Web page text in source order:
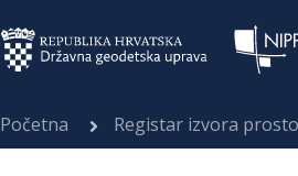
Početna Registar izvora